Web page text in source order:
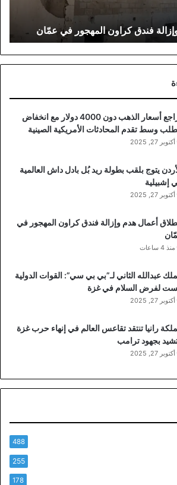
فندق كراون المهجور في عمّان
تراجع أسعار الذهب دون 4000 دولار مع انخفاض
وسط تقدم المحادثات الأمريكية الصينية
أكتوبر 27, 2025
يتوج بلقب بطولة ريد بُل بادل داش العالمية
إشبيلية
أكتوبر 27, 2025
أعمال هدم وإزالة فندق كراون المهجور في
منذ 4 ساعات
عبدالله الثاني لـ”بي بي سي”: القوات الدولية
لفرض السلام في غزة
أكتوبر 27, 2025
رانيا تنتقد تقاعس العالم في إنهاء حرب غزة
بجهود ترامب
أكتوبر 27, 2025
488
255
178